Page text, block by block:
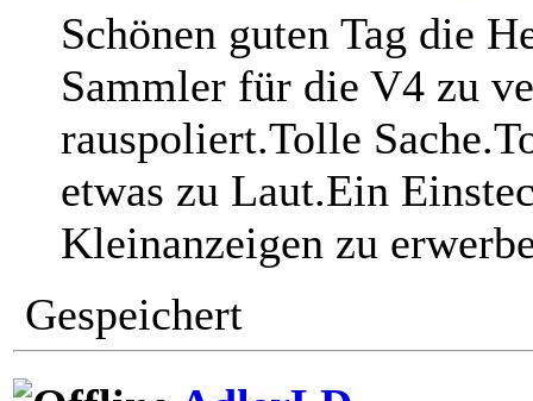
Schönen guten Tag die
Sammler für die V4 zu
rauspoliert.Tolle
etwas zu Laut.Ein
Kleinanzeigen zu
Gespeichert